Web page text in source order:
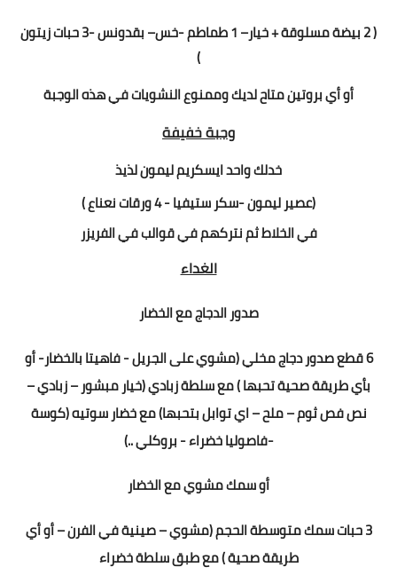
( 2 بيضة مسلوقة + خيار– 1 طماطم -خس– بقدونس -3 حبات زيتون
)
أو أي بروتين متاح لديكوممنوع النشويات في هذه الوجبة
وجبة خفيفة
خدلك واحد ايسكريم ليمون لذيذ
(عصير ليمون -سكر ستيفيا - 4 ورقات نعناع )
في الخلاط ثم نتركهم في قوالب في الفريزر
الغداء
صدور الدجاج مع الخضار
6 قطع صدور دجاج مخلي (مشوي على الجريل - فاهيتا بالخضار- أو
بأي طريقة صحية تحبها ) معسلطة زبادي (خيار مبشور – زبادي –
نص فص ثوم – ملح – اي توابل بتحبها) مع خضار سوتيه (كوسة
-فاصوليا خضراء - بروكلي ..)
أوسمك مشوي مع الخضار
3 حبات سمك متوسطة الحجم (مشوي – صينية في الفرن – أو أي
طريقة صحية ) مع طبق سلطة خضراء